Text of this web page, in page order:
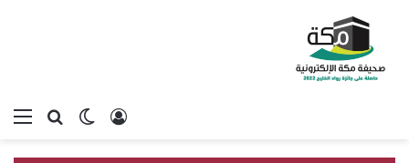
بحثالوضع
تسجيل الدخول